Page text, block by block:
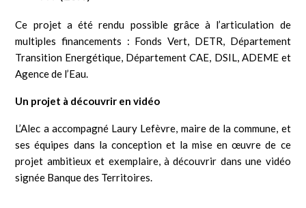
Ce projet a été rendu possible grâce à l’articulation de
multiples financements : Fonds Vert, DETR, Département
Transition Energétique, Département CAE, DSIL, ADEME et
Agence de l’Eau.
Un projet à découvrir en vidéo
L’Alec a accompagné Laury Lefèvre, maire de la commune, et
ses équipes dans la conception et la mise en œuvre de ce
projet ambitieux et exemplaire, à découvrir dans une vidéo
signée Banque des Territoires.